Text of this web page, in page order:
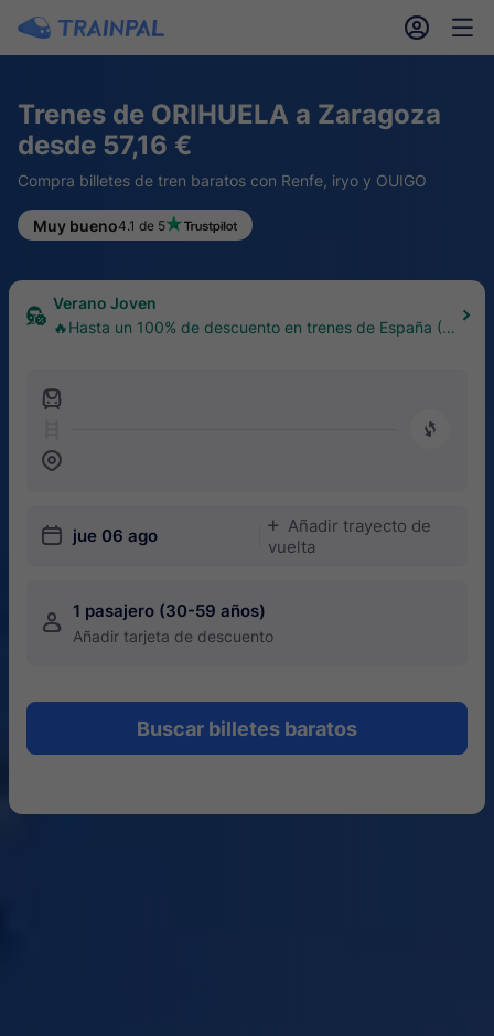
󱎓 󱒨
Trenes de ORIHUELA a Zaragoza
desde 57,16 €
Compra billetes de tren baratos con Renfe, iryo y OUIGO
Muy bueno4.1 de 5
Verano Joven
🔥Hasta un 100% de descuento en trenes de España (1
󱍉
󰿠
󱒣
󱎗 jue 06 ago
󱅇
Añadir trayecto de
vuelta
󱍂 1 pasajero (30-59 años)
Añadir tarjeta de descuento
Buscar billetes baratos